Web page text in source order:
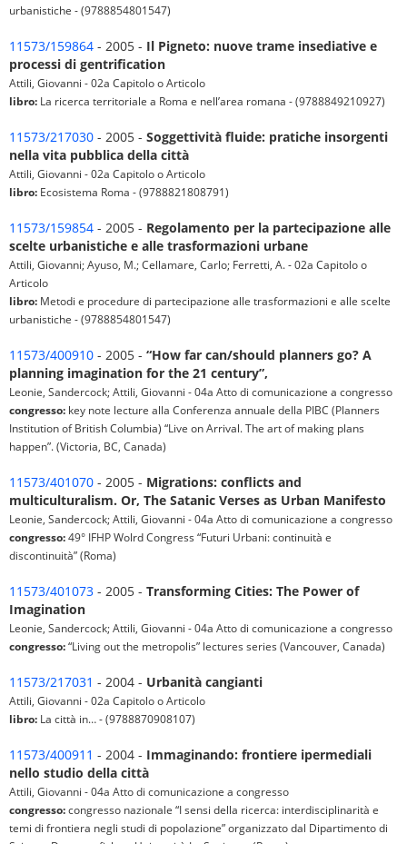
urbanistiche - (9788854801547)
11573/159864 - 2005 - Il Pigneto: nuove trame insediative e
processi di gentrification
Attili, Giovanni - 02a Capitolo o Articolo
libro: La ricerca territoriale a Roma e nell’area romana - (9788849210927)
11573/217030 - 2005 - Soggettività fluide: pratiche insorgenti
nella vita pubblica della città
Attili, Giovanni - 02a Capitolo o Articolo
libro: Ecosistema Roma - (9788821808791)
11573/159854 - 2005 - Regolamento per la partecipazione alle
scelte urbanistiche e alle trasformazioni urbane
Attili, Giovanni; Ayuso, M.; Cellamare, Carlo; Ferretti, A. - 02a Capitolo o
Articolo
libro: Metodi e procedure di partecipazione alle trasformazioni e alle scelte
urbanistiche - (9788854801547)
11573/400910 - 2005 - “How far can/should planners go? A
planning imagination for the 21 century”,
Leonie, Sandercock; Attili, Giovanni - 04a Atto di comunicazione a congresso
congresso: key note lecture alla Conferenza annuale della PIBC (Planners
Institution of British Columbia) “Live on Arrival. The art of making plans
happen”. (Victoria, BC, Canada)
11573/401070 - 2005 - Migrations: conflicts and
multiculturalism. Or, The Satanic Verses as Urban Manifesto
Leonie, Sandercock; Attili, Giovanni - 04a Atto di comunicazione a congresso
congresso:49° IFHP Wolrd Congress “Futuri Urbani: continuità e
discontinuità” (Roma)
11573/401073 - 2005 - Transforming Cities: The Power of
Imagination
Leonie, Sandercock; Attili, Giovanni - 04a Atto di comunicazione a congresso
congresso:“Living out the metropolis” lectures series (Vancouver, Canada)
11573/217031 - 2004 - Urbanità cangianti
Attili, Giovanni - 02a Capitolo o Articolo
libro: La città in… - (9788870908107)
11573/400911 - 2004 - Immaginando: frontiere ipermediali
nello studio della città
Attili, Giovanni - 04a Atto di comunicazione a congresso
congresso:congresso nazionale “I sensi della ricerca: interdisciplinarità e
temi di frontiera negli studi di popolazione” organizzato dal Dipartimento di